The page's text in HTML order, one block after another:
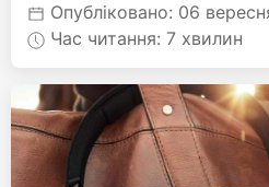
Опубліковано: 06
Час читання: 7 хвилин